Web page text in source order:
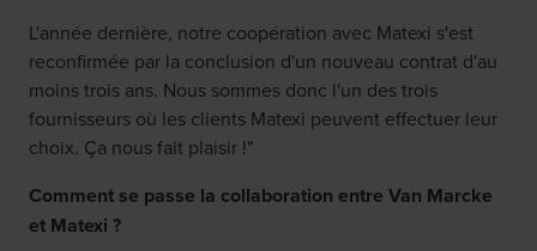
L'année dernière, notre coopération avec Matexi s'est
reconfirmée par la conclusion d'un nouveau contrat d'au
moins trois ans. Nous sommes donc l'un des trois
fournisseurs où les clients Matexi peuvent effectuer leur
choix. Ça nous fait plaisir !"
Comment se passe la collaboration entre Van Marcke
et Matexi ?